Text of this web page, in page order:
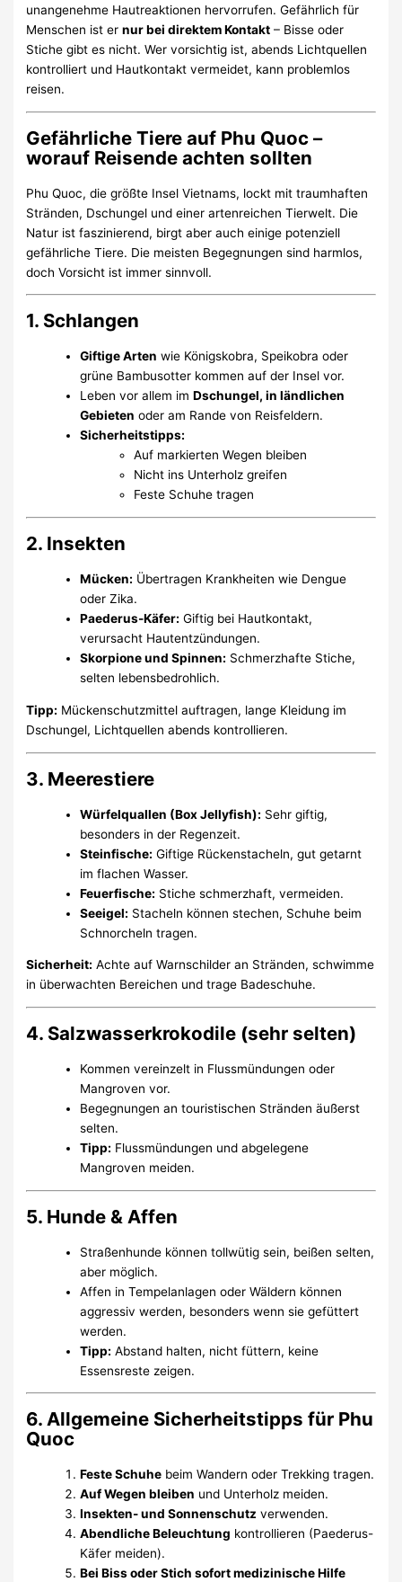
unangenehme Hautreaktionen hervorrufen. Gefährlich für
Menschen ist ernur bei direktem Kontakt – Bisse oder
Stiche gibt es nicht. Wer vorsichtig ist, abends Lichtquellen
kontrolliert und Hautkontakt vermeidet, kann problemlos
reisen.
Gefährliche Tiere auf Phu Quoc –
worauf Reisende achten sollten
Phu Quoc, die größte Insel Vietnams, lockt mit traumhaften
Stränden, Dschungel und einer artenreichen Tierwelt. Die
Natur ist faszinierend, birgt aber auch einige potenziell
gefährliche Tiere. Die meisten Begegnungen sind harmlos,
doch Vorsicht ist immer sinnvoll.
1. Schlangen
Giftige Arten wie Königskobra, Speikobra oder
grüne Bambusotter kommen auf der Insel vor.
Leben vor allem imDschungel, in ländlichen
Gebieten oder am Rande von Reisfeldern.
Sicherheitstipps:
Auf markierten Wegen bleiben
Nicht ins Unterholz greifen
Feste Schuhe tragen
2. Insekten
Mücken: Übertragen Krankheiten wie Dengue
oder Zika.
Paederus-Käfer: Giftig bei Hautkontakt,
verursacht Hautentzündungen.
Skorpione und Spinnen: Schmerzhafte Stiche,
selten lebensbedrohlich.
Tipp: Mückenschutzmittel auftragen, lange Kleidung im
Dschungel, Lichtquellen abends kontrollieren.
3. Meerestiere
Würfelquallen (Box Jellyfish): Sehr giftig,
besonders in der Regenzeit.
Steinfische: Giftige Rückenstacheln, gut getarnt
im flachen Wasser.
Feuerfische: Stiche schmerzhaft, vermeiden.
Seeigel: Stacheln können stechen, Schuhe beim
Schnorcheln tragen.
Sicherheit: Achte auf Warnschilder an Stränden, schwimme
in überwachten Bereichen und trage Badeschuhe.
4. Salzwasserkrokodile (sehr selten)
Kommen vereinzelt in Flussmündungen oder
Mangroven vor.
Begegnungen an touristischen Stränden äußerst
selten.
Tipp: Flussmündungen und abgelegene
Mangroven meiden.
5. Hunde & Affen
Straßenhunde können tollwütig sein, beißen selten,
aber möglich.
Affen in Tempelanlagen oder Wäldern können
aggressiv werden, besonders wenn sie gefüttert
werden.
Tipp: Abstand halten, nicht füttern, keine
Essensreste zeigen.
6. Allgemeine Sicherheitstipps für Phu
Quoc
Feste Schuhe beim Wandern oder Trekking tragen.
Auf Wegen bleiben und Unterholz meiden.
Insekten- und Sonnenschutz verwenden.
Abendliche Beleuchtung kontrollieren (Paederus-
Käfer meiden).
Bei Biss oder Stich sofort medizinische Hilfe